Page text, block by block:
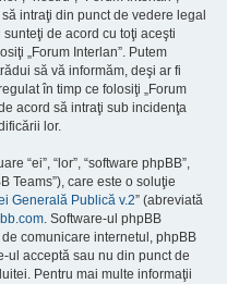
intraţi din punct de vedere legal
de acord cu toţi aceşti
„Forum Interlan”. Putem
să vă informăm, deşi ar fi
în timp ce folosiţi „Forum
acord să intraţi sub incidenţa
lor.
“ei”, “lor”, “software phpBB”,
Teams”), care este o soluţie
Generală Publică v.2” (abreviată
. Software-ul phpBB
comunicare internetul, phpBB
ul acceptă sau nu din punct de
Pentru mai multe informaţii